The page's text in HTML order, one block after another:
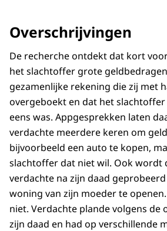
Overschrijvingen
De recherche ontdekt dat kort
het slachtoffer grote
gezamenlijke rekening die zij met
overgeboekt en dat het
eens was. Appgesprekken laten
verdachte meerdere keren om
bijvoorbeeld een auto te kopen,
slachtoffer dat niet wil. Ook wordt
verdachte na zijn daad
woning van zijn moeder te
niet. Verdachte plande volgens de
zijn daad en had op verschillende